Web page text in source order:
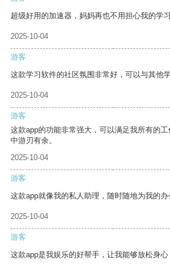
超级好用的加速器，妈妈再也不用担心我的学
2025-10-04
游客
这款学习软件的社区氛围非常好，可以与其他
2025-10-04
游客
这款app的功能非常强大，可以满足我所有的
中游刃有余。
2025-10-04
游客
这款app就像我的私人助理，随时随地为我的办
2025-10-04
游客
这款app是我娱乐的好帮手，让我能够放松身心